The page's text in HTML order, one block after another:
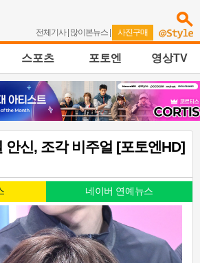
전체기사| 많이본뉴스 | 사진구매
스포츠 포토엔 영상TV
안신, 조각 비주얼 [포토엔HD]
네이버 연예뉴스